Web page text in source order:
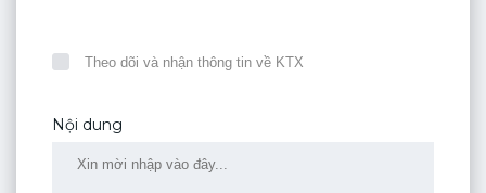
Theo dõi và nhận thông tin về KTX
Nội dung